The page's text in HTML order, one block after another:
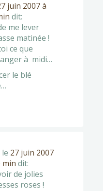
juin 2007 à
dit:
me lever
matinée !
ce que
à midi…
le blé
le 27 juin 2007
min dit:
de jolies
roses !